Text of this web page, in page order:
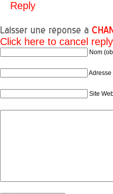
Reply
Laisser une réponse à
Click here to cancel
Nom
Site